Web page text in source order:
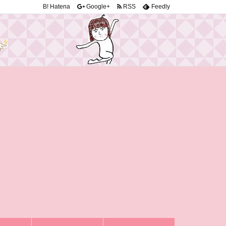
B! Hatena Google+ RSS Feedly